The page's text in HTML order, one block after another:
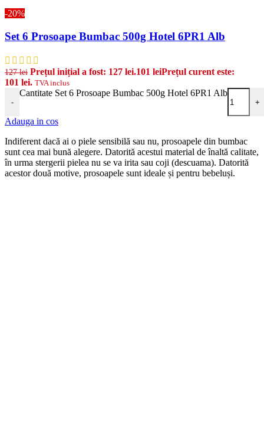
-20%
Set 6 Prosoape Bumbac 500g Hotel 6PR1 Alb
127lei Prețul inițial a fost: 127 lei.101 leiPrețul curent este:
101 lei. TVA inclus
-
Cantitate Set 6 Prosoape Bumbac 500g Hotel 6PR1 Alb
+
Adauga in cos
Indiferent dacă ai o piele sensibilă sau nu, prosoapele din bumbac
sunt cea mai bună alegere. Datorită acestui material de înaltă calitate,
în urma stergerii pielea nu se va irita sau coji (descuama). Datorită
acestor două motive, prosoapele sunt ideale și pentru bebeluși.